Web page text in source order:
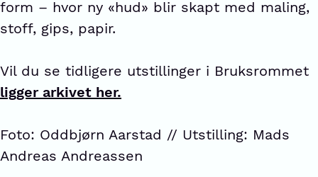
form – hvor ny «hud» blir skapt med maling,
stoff, gips, papir.
Vil du se tidligere utstillinger i Bruksrommet
ligger arkivet her.
Foto: Oddbjørn Aarstad // Utstilling: Mads
Andreas Andreassen